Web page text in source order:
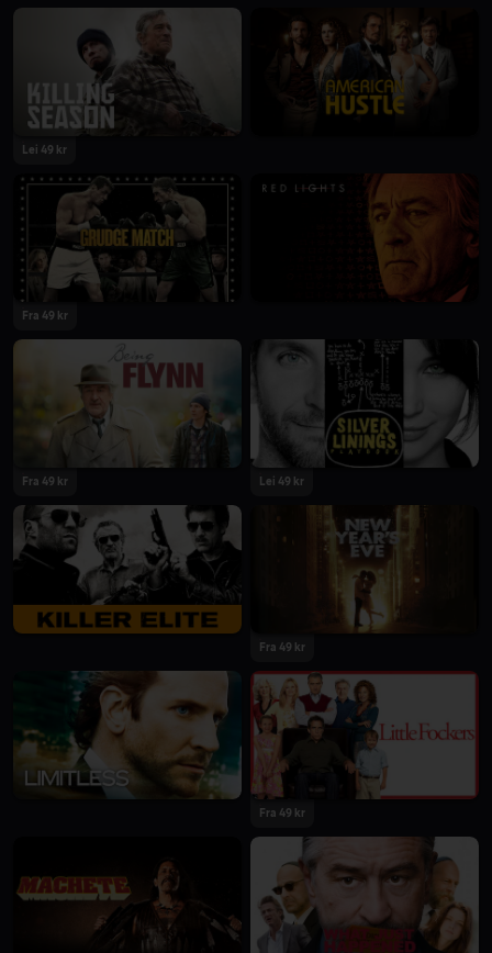
Lei 49 kr
Fra 49 kr
Fra 49 kr Lei 49 kr
Fra 49 kr
Fra 49 kr